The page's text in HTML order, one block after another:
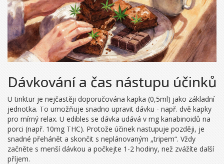
Dávkování a čas nástupu účinků
U tinktur je nejčastěji doporučována kapka (0,5ml) jako základní
jednotka. To umožňuje snadno upravit dávku - např. dvě kapky
pro mírný relax. U edibles se dávka udává v mg kanabinoidů na
porci (např. 10mg THC). Protože účinek nastupuje později, je
snadné přehánět a skončit s neplánovaným „tripem“. Vždy
začněte s menší dávkou a počkejte 1-2 hodiny, než zvážíte další
příjem.